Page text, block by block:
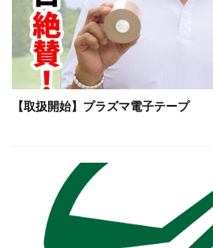
【取扱開始】プラズマ電子テープ